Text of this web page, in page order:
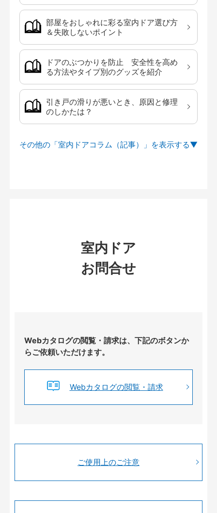
部屋をおしゃれに彩る室内ドア選び方
＆失敗しないポイント
ドアのぶつかりを防止 安全性を高め
る方法やタイプ別のグッズを紹介
引き戸の滑りが悪いとき、原因と修理
のしかたは？
その他の「室内ドアコラム（記事）」を
室内ドア
お問合せ
Webカタログの閲覧・請求は、下記のボタンか
らご依頼いただけます。
Webカタログの閲覧・請求
ご使用上のご注意